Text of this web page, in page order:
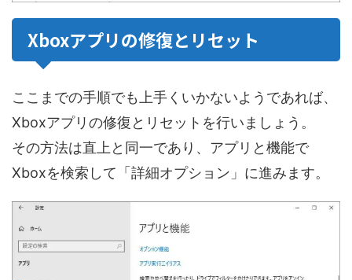
Xboxアプリの修復とリセット
ここまでの手順でも上手くいかないようであれば、
Xboxアプリの修復とリセットを行いましょう。
その方法は直上と同一であり、アプリと機能で
Xboxを検索して「詳細オプション」に進みます。